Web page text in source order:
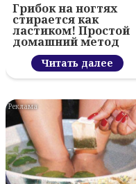
Грибок на ногтях
стирается как
ластиком! Простой
домашний метод
Читать далее